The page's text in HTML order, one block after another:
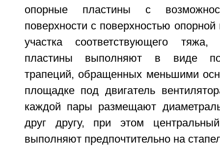
опорные пластины с
поверхности с поверхностью
участка соответствующего
пластины выполняют в виде
трапеций, обращенных меньшими
площадке под двигатель
каждой пары размещают
друг другу, при этом
выполняют предпочтительно на